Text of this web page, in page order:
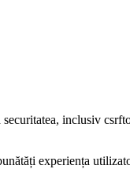
inclusiv
experiența